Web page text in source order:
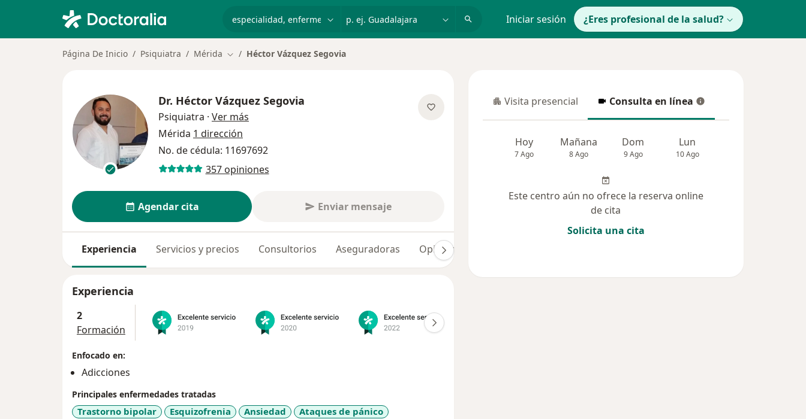
Iniciar sesión ¿Eres profesional de la salud?
Página De Inicio Psiquiatra Mérida Cambiar de ciudad
Héctor Vázquez Segovia
Dr. Héctor Vázquez Segovia
Psiquiatra · Ver más
Mérida 1 dirección
No. de cédula: 11697692
357 opiniones
Agendar cita Enviar mensaje
Experiencia Servicios y precios Consultorios Aseguradoras Opiniones (357)
Experiencia
2
Formación
Enfocado en:
Adicciones
Principales enfermedades tratadas
Trastorno bipolar Esquizofrenia Ansiedad
Ataques de pánico
Visita presencial
Visita presencial Consulta en línea
Consulta en línea
Hoy
7 Ago
Mañana
8 Ago
Dom
9 Ago
Lun
10 Ago
Este centro aún no ofrece la reserva online
de cita
Solicita una cita